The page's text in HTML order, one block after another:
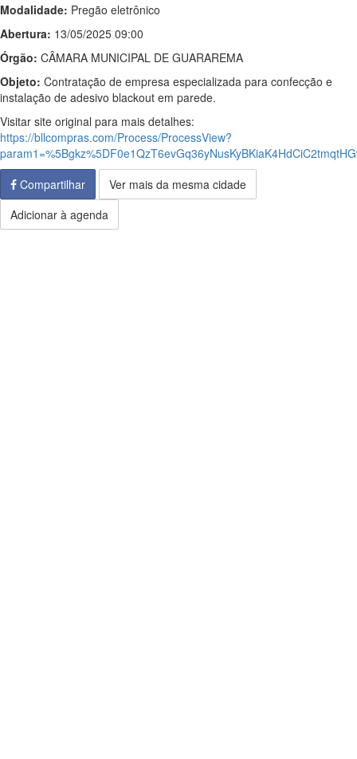
Modalidade: Pregão eletrônico
Abertura: 13/05/2025 09:00
Órgão: CÂMARA MUNICIPAL DE GUARAREMA
Objeto: Contratação de empresa especializada para confecção e
instalação de adesivo blackout em parede.
Visitar site original para mais detalhes:
https://bllcompras.com/Process/ProcessView?
Compartilhar
Ver mais da mesma cidade
Adicionar à agenda